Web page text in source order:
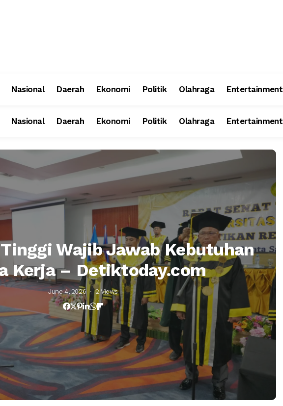
Nasional Daerah Ekonomi Politik Olahraga Entertainment
Nasional Daerah Ekonomi Politik Olahraga Entertainment
Wajib Jawab Kebutuhan
Kerja – Detiktoday.com
June 4, 2026 2 Views